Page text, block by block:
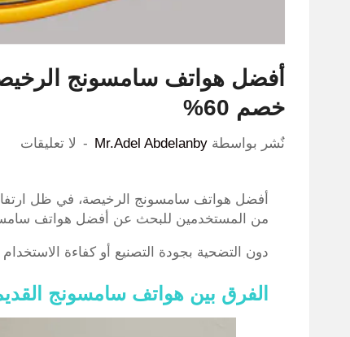
أفضل هواتف سامسونج
خصم 60%
نٌشر بواسطة Mr.Adel Abdelanby لا تعليقات
أفضل هواتف سامسونج الرخيصة، في ظل ارتفاع
من المستخدمين للبحث عن أفضل هواتف
دون التضحية بجودة التصنيع أو كفاءة
الفرق بين هواتف سامسونج